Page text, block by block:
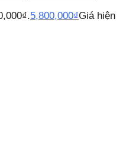
5,800,000₫Giá hiện